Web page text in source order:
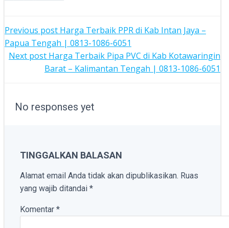
POST
NAVIGATION
Previous post Harga Terbaik PPR di Kab Intan Jaya –
Papua Tengah | 0813-1086-6051
POST
Next post Harga Terbaik Pipa PVC di Kab Kotawaringin
Barat – Kalimantan Tengah | 0813-1086-6051
No responses yet
TINGGALKAN BALASAN
Alamat email Anda tidak akan dipublikasikan. Ruas
yang wajib ditandai *
Komentar *